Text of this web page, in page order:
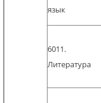
язык
6011.
Литература